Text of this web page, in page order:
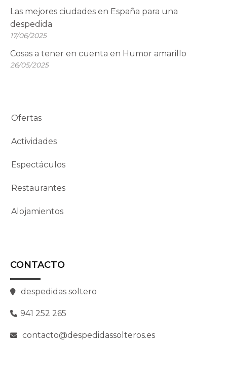
Las mejores ciudades en España para una
despedida
17/06/2025
Cosas a tener en cuenta en Humor amarillo
26/05/2025
Ofertas
Actividades
Espectáculos
Restaurantes
Alojamientos
CONTACTO
despedidas soltero
941 252 265
contacto@despedidassolteros.es